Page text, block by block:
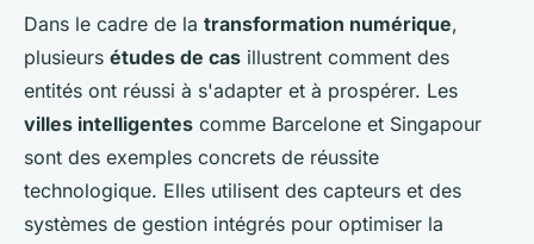
Dans le cadre de la transformation numérique,
plusieurs études de cas illustrent comment des
entités ont réussi à s'adapter et à prospérer. Les
villes intelligentes comme Barcelone et Singapour
sont des exemples concrets de réussite
technologique. Elles utilisent des capteurs et des
systèmes de gestion intégrés pour optimiser la